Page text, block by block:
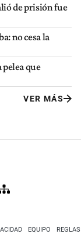
de prisión fue
no cesa la
pelea que
VER MÁS
EQUIPO